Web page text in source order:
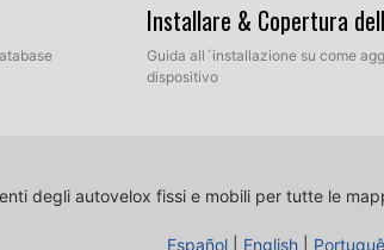
Installare & Copertura
Guida all´installazione su come
dispositivo
degli autovelox fissi e mobili per tutte le
Español English